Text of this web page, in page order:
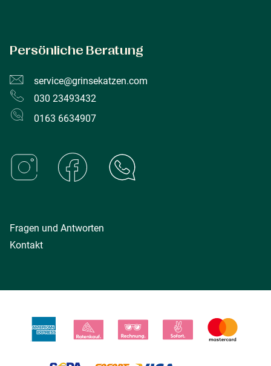
Persönliche Beratung
service@grinsekatzen.com
030 23493432
0163 6634907
Fragen und Antworten
Kontakt